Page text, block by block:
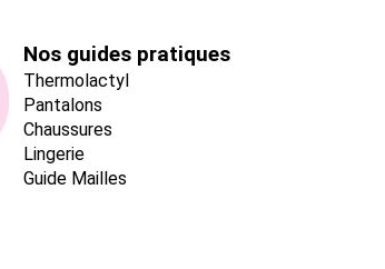
Nos guides pratiques
Thermolactyl
Pantalons
Chaussures
Lingerie
Guide Mailles